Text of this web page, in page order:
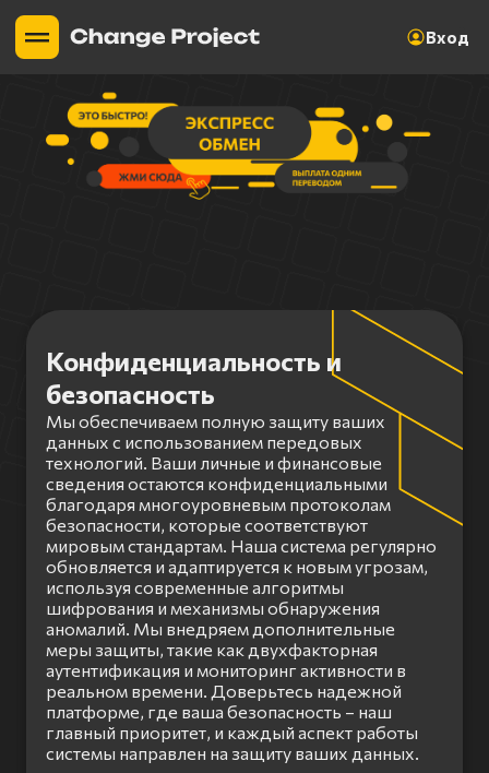
Вход
Конфиденциальность и
безопасность
Мы обеспечиваем полную защиту ваших
данных с использованием передовых
технологий. Ваши личные и финансовые
сведения остаются конфиденциальными
благодаря многоуровневым протоколам
безопасности, которые соответствуют
мировым стандартам. Наша система регулярно
обновляется и адаптируется к новым угрозам,
используя современные алгоритмы
шифрования и механизмы обнаружения
аномалий. Мы внедряем дополнительные
меры защиты, такие как двухфакторная
аутентификация и мониторинг активности в
реальном времени. Доверьтесь надежной
платформе, где ваша безопасность – наш
главный приоритет, и каждый аспект работы
системы направлен на защиту ваших данных.